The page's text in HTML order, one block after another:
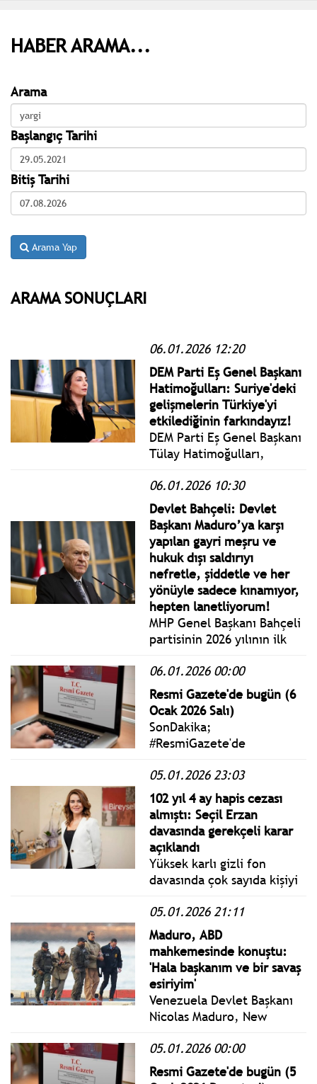
HABER ARAMA...
Arama
Başlangıç Tarihi
Bitiş Tarihi
Arama Yap
ARAMA SONUÇLARI
06.01.2026 12:20
DEM Parti Eş Genel Başkanı
Hatimoğulları: Suriye'deki
gelişmelerin Türkiye'yi
etkilediğinin farkındayız!
DEM Parti Eş Genel Başkanı
Tülay Hatimoğulları,
Maduro'nun yatağından
kaçırılıp alıkonması, hiçbir
devletin, siyasetçinin ve
halkın güvende olmadığının
en çarpıcı kanıtıdır. Bunu
kabul etmek mümkün
değildir."
06.01.2026 10:30
Devlet Bahçeli: Devlet
Başkanı Maduro’ya karşı
yapılan gayri meşru ve
hukuk dışı saldırıyı
nefretle, şiddetle ve her
yönüyle sadece kınamıyor,
hepten lanetliyorum!
MHP Genel Başkanı Bahçeli
partisinin 2026 yılının ilk
Bahçeli, 15 Temmuz’da,
casus ve haşhaşi örgütü
maşa olarak kullanarak
üzerimize salan ABD,
Venezuela’da bunun yerine
doğrudan müdahale
etmiştir.
06.01.2026 00:00
Resmi Gazete'de bugün (6
Ocak 2026 Salı)
SonDakika;
#ResmiGazete'de
Salı yönetmelik, genelge
ve tebliğler
takip edebilirsiniz.
05.01.2026 23:03
102 yıl 4 ay hapis cezası
almıştı: Seçil Erzan
davasında gerekçeli karar
açıklandı
Yüksek karlı gizli fon
davasında çok sayıda kişiyi
yıl 4 ay hapis cezası alan
Seçil Erzan'la ilgili kararın
gerekçesi açıklandı.
Gerekçeli kararda, Erzan'ın
eylemleriyle katılanların
iradelerini sakatladığı dile
getirildi.
05.01.2026 21:11
Maduro, ABD
mahkemesinde konuştu:
'Hala başkanım ve bir savaş
esiriyim'
Venezuela Devlet Başkanı
Nicolas Maduro, New
ilk kez hakim karşısına çıktı
ve uyuşturucu
05.01.2026 00:00
Resmi Gazete'de bugün (5